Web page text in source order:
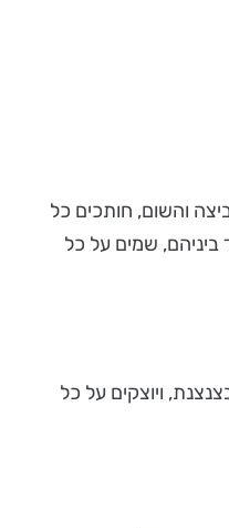
והשום, חותכים כל
ביניהם, שמים על כל
ויוצקים על כל